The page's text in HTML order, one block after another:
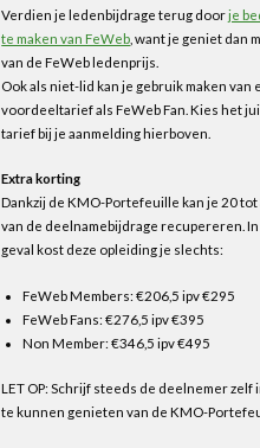
Verdien je ledenbijdrage terug doorje
te maken van FeWeb , want je geniet dan
van de FeWeb ledenprijs.
Ook als niet-lid kan je gebruik maken van
voordeeltarief als FeWeb Fan. Kies het
tarief bij je aanmelding hierboven.
Extra korting
Dankzij de KMO-Portefeuille kan je 20 tot
van de deelnamebijdrage recupereren.
geval kost deze opleiding je slechts:
FeWeb Members: €206,5 ipv €295
FeWeb Fans: €276,5 ipv €395
Non Member: €346,5 ipv €495
LET OP: Schrijf steeds de deelnemer zelf
te kunnen genieten van de KMO-